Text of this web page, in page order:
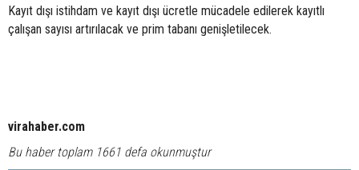
Kayıt dışı istihdam ve kayıt dışı ücretle mücadele edilerek kayıtlı
çalışan sayısı artırılacak ve prim tabanı genişletilecek.
virahaber.com
Bu haber toplam 1661 defa okunmuştur